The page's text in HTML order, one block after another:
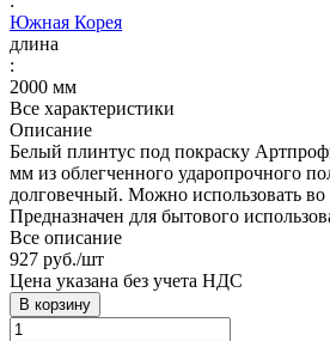
Южная Корея
длина
:
2000 мм
Все характеристики
Описание
Белый плинтус под покраску
мм из облегченного ударопрочного
долговечный. Можно использовать
Предназначен для бытового
Все описание
927 руб./шт
Цена указана без учета НДС
В корзину